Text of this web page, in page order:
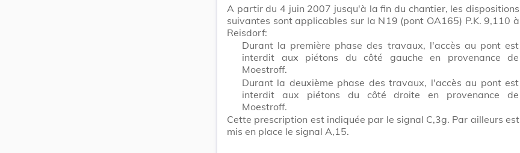
A partir du 4 juin 2007 jusqu'à la fin du chantier, les dispositions
suivantes sont applicables sur la N19 (pont OA165) P.K. 9,110 à
Reisdorf:
Durant la première phase des travaux, l'accès au pont est
interdit aux piétons du côté gauche en provenance de
Moestroff.
Durant la deuxième phase des travaux, l'accès au pont est
interdit aux piétons du côté droite en provenance de
Moestroff.
Cette prescription est indiquée par le signal C,3g. Par ailleurs est
mis en place le signal A,15.